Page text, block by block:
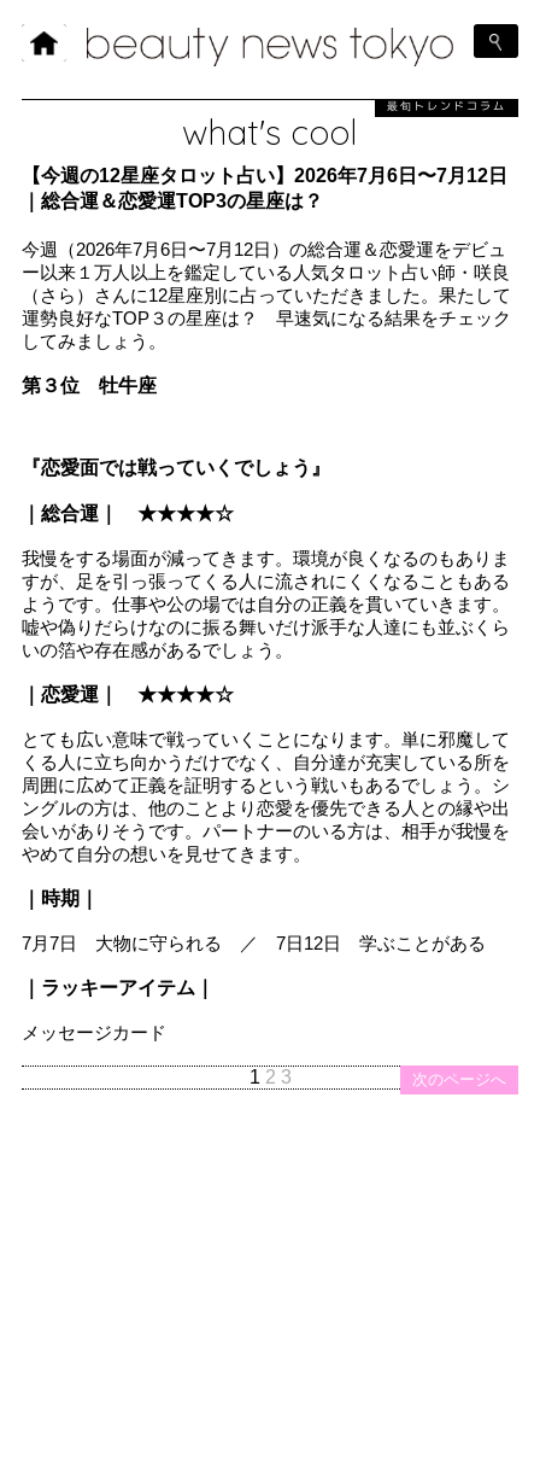
what's cool
最旬トレンドコラム
【今週の12星座タロット占い】2026年7月6日〜7月12日
｜総合運＆恋愛運TOP3の星座は？
今週（2026年7月6日〜7月12日）の総合運＆恋愛運をデビュ
ー以来１万人以上を鑑定している人気タロット占い師・咲良
（さら）さんに12星座別に占っていただきました。果たして
運勢良好なTOP３の星座は？ 早速気になる結果をチェック
してみましょう。
第３位 牡牛座
『恋愛面では戦っていくでしょう』
｜総合運｜ ★★★★☆
我慢をする場面が減ってきます。環境が良くなるのもありま
すが、足を引っ張ってくる人に流されにくくなることもある
ようです。仕事や公の場では自分の正義を貫いていきます。
嘘や偽りだらけなのに振る舞いだけ派手な人達にも並ぶくら
いの箔や存在感があるでしょう。
｜恋愛運｜ ★★★★☆
とても広い意味で戦っていくことになります。単に邪魔して
くる人に立ち向かうだけでなく、自分達が充実している所を
周囲に広めて正義を証明するという戦いもあるでしょう。シ
ングルの方は、他のことより恋愛を優先できる人との縁や出
会いがありそうです。パートナーのいる方は、相手が我慢を
やめて自分の想いを見せてきます。
｜時期｜
7月7日 大物に守られる ／ 7日12日 学ぶことがある
｜ラッキーアイテム｜
メッセージカード
次のページへ
1 2 3